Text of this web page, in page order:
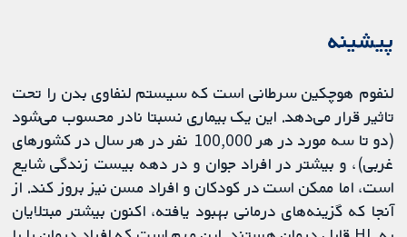
پیشینه
لنفوم هوچکین سرطانی است که سیستم لنفاوی بدن را تحت
تاثیر قرار می‌دهد. این یک بیماری نسبتا نادر محسوب می‌شود
(دو تا سه مورد در هر 100,000 نفر در هر سال در کشورهای
غربی)، و بیشتر در افراد جوان و در دهه بیست زندگی شایع
است، اما ممکن است در کودکان و افراد مسن نیز بروز کند. از
آنجا که گزینه‌های درمانی بهبود یافته، اکنون بیشتر مبتلایان